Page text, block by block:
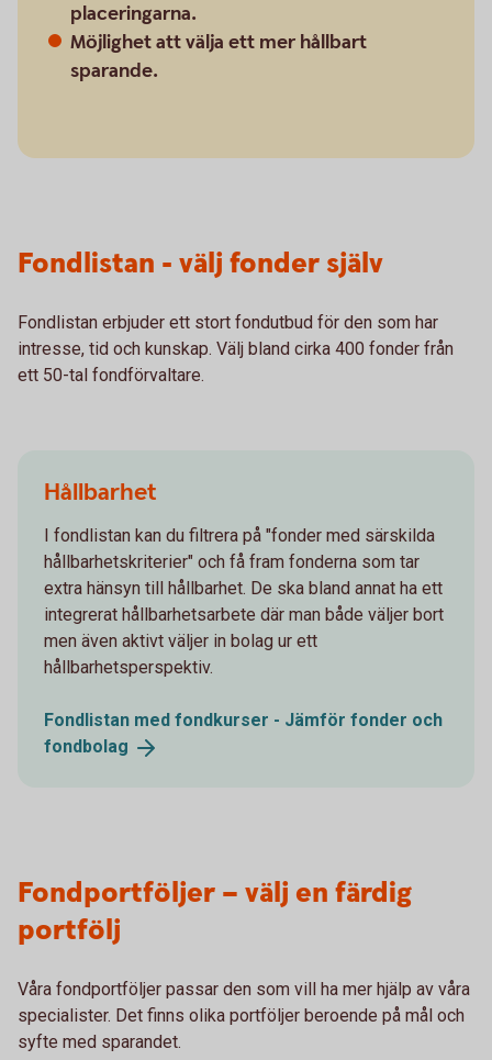
placeringarna.
Möjlighet att välja ett mer hållbart
sparande.
Fondlistan - välj fonder själv
Fondlistan erbjuder ett stort fondutbud för den som har
intresse, tid och kunskap. Välj bland cirka 400 fonder från
ett 50-tal fondförvaltare.
Hållbarhet
I fondlistan kan du filtrera på "fonder med särskilda
hållbarhetskriterier" och få fram fonderna som tar
extra hänsyn till hållbarhet. De ska bland annat ha ett
integrerat hållbarhetsarbete där man både väljer bort
men även aktivt väljer in bolag ur ett
hållbarhetsperspektiv.
Fondlistan med fondkurser - Jämför fonder och
fondbolag
Fondportföljer – välj en färdig
portfölj
Våra fondportföljer passar den som vill ha mer hjälp av våra
specialister. Det finns olika portföljer beroende på mål och
syfte med sparandet.